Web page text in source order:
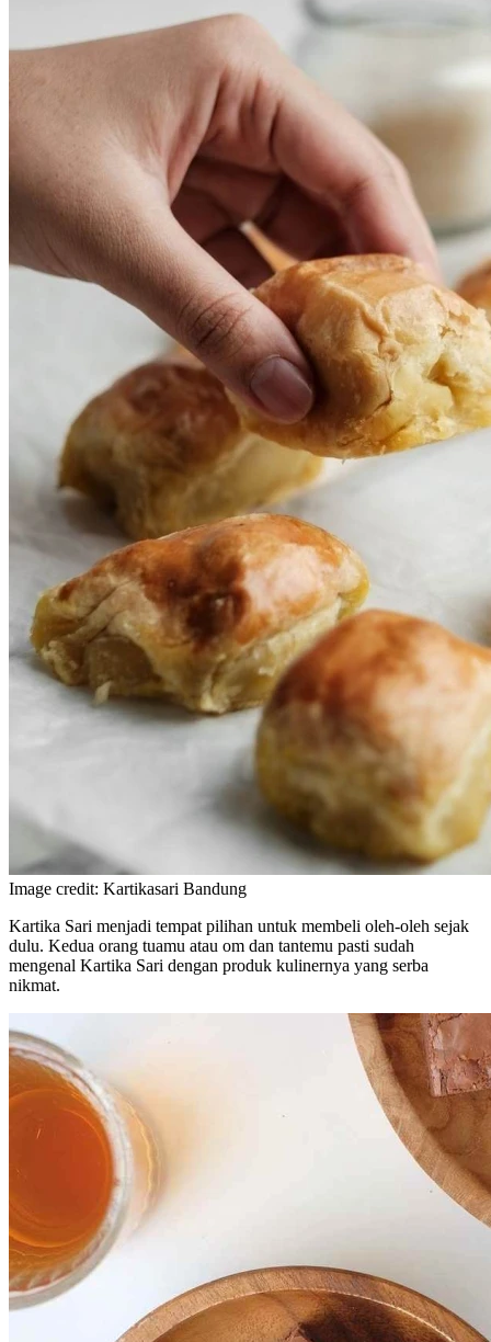
Image credit: Kartikasari Bandung
Kartika Sari menjadi tempat pilihan untuk membeli oleh-oleh sejak
dulu. Kedua orang tuamu atau om dan tantemu pasti sudah
mengenal Kartika Sari dengan produk kulinernya yang serba
nikmat.